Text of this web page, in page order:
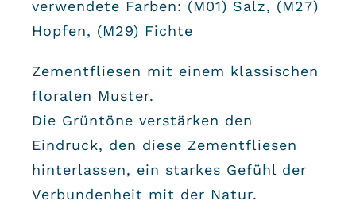
verwendete Farben: (M01) Salz, (M27)
Hopfen, (M29) Fichte
Zementfliesen mit einem klassischen
floralen Muster.
Die Grüntöne verstärken den
Eindruck, den diese Zementfliesen
hinterlassen, ein starkes Gefühl der
Verbundenheit mit der Natur.